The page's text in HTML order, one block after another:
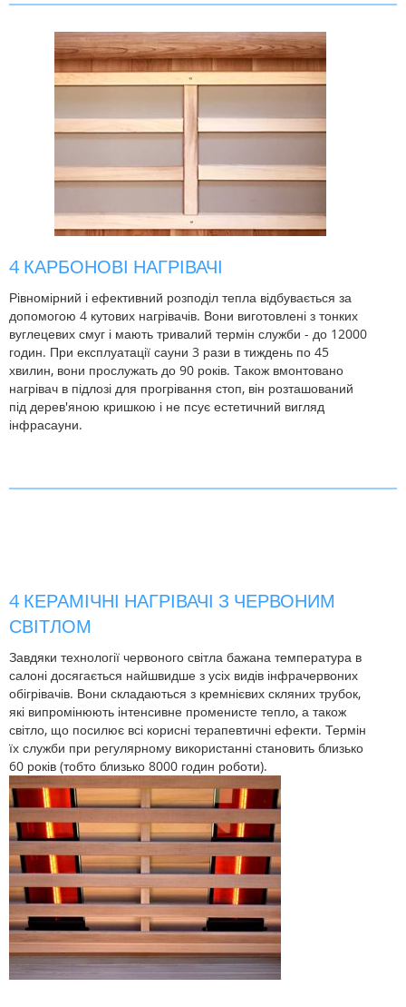
4 КАРБОНОВІ НАГРІВАЧІ
Рівномірний і ефективний розподіл тепла відбувається за
допомогою 4 кутових нагрівачів. Вони виготовлені з тонких
вуглецевих смуг і мають тривалий термін служби - до 12000
годин. При експлуатації сауни 3 рази в тиждень по 45
хвилин, вони прослужать до 90 років. Також вмонтовано
нагрівач в підлозі для прогрівання стоп, він розташований
під дерев'яною кришкою і не псує естетичний вигляд
інфрасауни.
4 КЕРАМІЧНІ НАГРІВАЧІ З ЧЕРВОНИМ
СВІТЛОМ
Завдяки технології червоного світла бажана температура в
салоні досягається найшвидше з усіх видів інфрачервоних
обігрівачів. Вони складаються з кремнієвих скляних трубок,
які випромінюють інтенсивне променисте тепло, а також
світло, що посилює всі корисні терапевтичні ефекти. Термін
їх служби при регулярному використанні становить близько
60 років (тобто близько 8000 годин роботи).